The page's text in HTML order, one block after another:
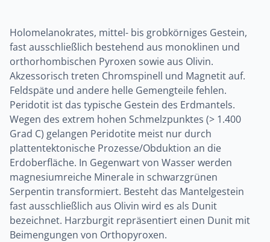
Holomelanokrates, mittel- bis grobkörniges Gestein,
fast ausschließlich bestehend aus monoklinen und
orthorhombischen Pyroxen sowie aus Olivin.
Akzessorisch treten Chromspinell und Magnetit auf.
Feldspäte und andere helle Gemengteile fehlen.
Peridotit ist das typische Gestein des Erdmantels.
Wegen des extrem hohen Schmelzpunktes (> 1.400
Grad C) gelangen Peridotite meist nur durch
plattentektonische Prozesse/Obduktion an die
Erdoberfläche. In Gegenwart von Wasser werden
magnesiumreiche Minerale in schwarzgrünen
Serpentin transformiert. Besteht das Mantelgestein
fast ausschließlich aus Olivin wird es als Dunit
bezeichnet. Harzburgit repräsentiert einen Dunit mit
Beimengungen von Orthopyroxen.